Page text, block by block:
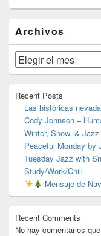
área
de
widget
barra
lateral
Archivos
Archivos
Recent Posts
Las históricas
Cody Johnson –
Winter, Snow, &
Peaceful Monday by
Tuesday Jazz with
Study/Work/Chill
Mensaje de
Recent Comments
No hay comentarios